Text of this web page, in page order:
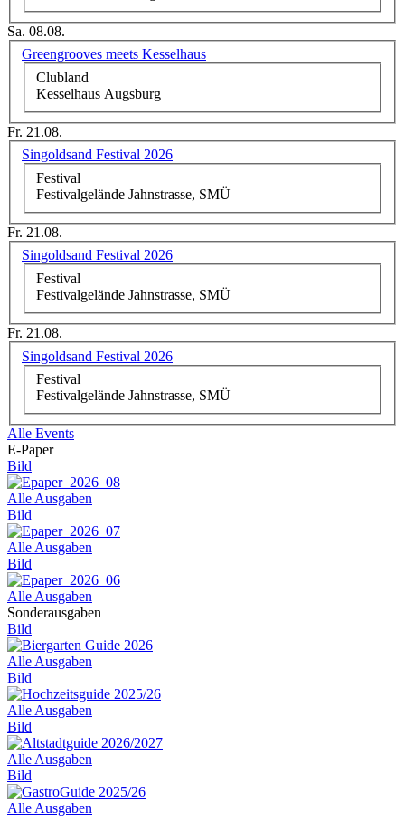
Sa. 08.08.
Greengrooves meets Kesselhaus
Clubland
Kesselhaus Augsburg
Fr. 21.08.
Singoldsand Festival 2026
Festival
Festivalgelände Jahnstrasse, SMÜ
Fr. 21.08.
Singoldsand Festival 2026
Festival
Festivalgelände Jahnstrasse, SMÜ
Fr. 21.08.
Singoldsand Festival 2026
Festival
Festivalgelände Jahnstrasse, SMÜ
Alle Events
E-Paper
Bild
Alle Ausgaben
Bild
Alle Ausgaben
Bild
Alle Ausgaben
Sonderausgaben
Bild
Alle Ausgaben
Bild
Alle Ausgaben
Bild
Alle Ausgaben
Bild
Alle Ausgaben